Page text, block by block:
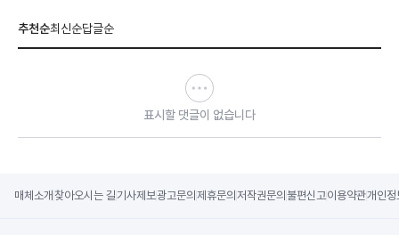
추천순최신순답글순
표시할 댓글이 없습니다
매체소개 찾아오시는 길기사제보광고문의 제휴문의 저작권문의 불편신고이용약관개인정